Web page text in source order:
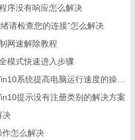
序没有响应怎么解决
请检查您的连接”怎么解决
网速解除教程
模式快速进入步骤
Win10如何提高电脑运行速度 Win10系统提高电脑运行速度的操作方法
提示没有注册类别的解决方案
决
作怎么解决